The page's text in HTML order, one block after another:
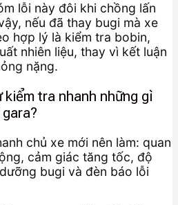
lỗi này đôi khi chồng lấn
nếu đã thay bugi mà xe
hợp lý là kiểm tra bobin,
nhiên liệu, thay vì kết luận
nặng.
tra nhanh những gì
chủ xe mới nên làm: quan
cảm giác tăng tốc, độ
bugi và đèn báo lỗi